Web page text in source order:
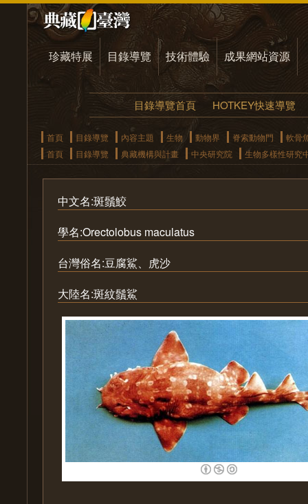
珍藏特展 目錄導覽 技術體驗 成果網站資源
目錄導覽首頁 HOTKEY快速導覽
首頁 目錄導覽 內容主題 生物 動物界 脊索動物門
軟骨
首頁
目錄導覽 典藏機構與計畫 中央研究院 生物多樣性研究
中文名:斑鬚鮫
學名:Orectolobus maculatus
台灣俗名:豆腐鯊、虎沙
大陸名:斑紋鬚鯊